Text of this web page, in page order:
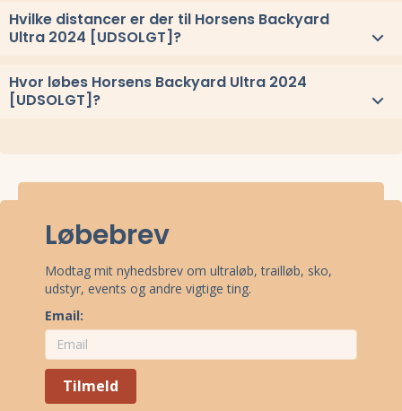
Se link til resultaterne eller se alle vindere herover
Hvilke distancer er der til Horsens Backyard
Ultra 2024 [UDSOLGT]?
Til Horsens Backyard Ultra 2024 [UDSOLGT] løbes distancerne og
6,7 km x ∞
Hvor løbes Horsens Backyard Ultra 2024
[UDSOLGT]?
oppe under kort
Løbebrev
Modtag mit nyhedsbrev om ultraløb, trailløb, sko,
udstyr, events og andre vigtige ting.
Email:
Tilmeld